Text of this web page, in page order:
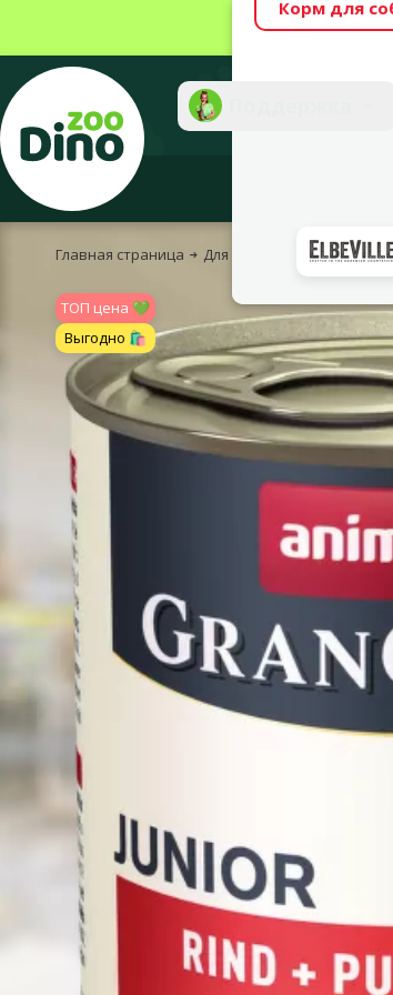
Корм для
Главная страница Для собак Корм и
TOП цена 💚
Выгодно 🛍️